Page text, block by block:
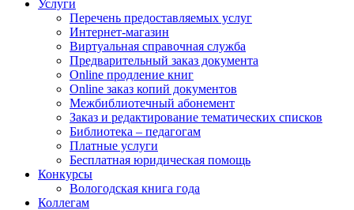
Услуги
Перечень предоставляемых услуг
Интернет-магазин
Виртуальная справочная служба
Предварительный заказ документа
Online продление книг
Online заказ копий документов
Межбиблиотечный абонемент
Заказ и редактирование тематических списков
Библиотека – педагогам
Платные услуги
Бесплатная юридическая помощь
Конкурсы
Вологодская книга года
Коллегам